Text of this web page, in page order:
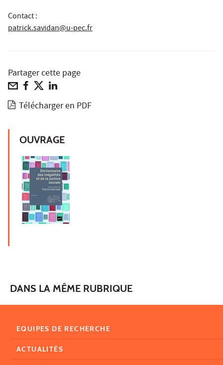
Contact :
patrick.savidan@u-pec.fr
Partager cette page
Télécharger en PDF
OUVRAGE
DANS LA MÊME RUBRIQUE
EQUIPES DE RECHERCHE
ACTUALITÉS